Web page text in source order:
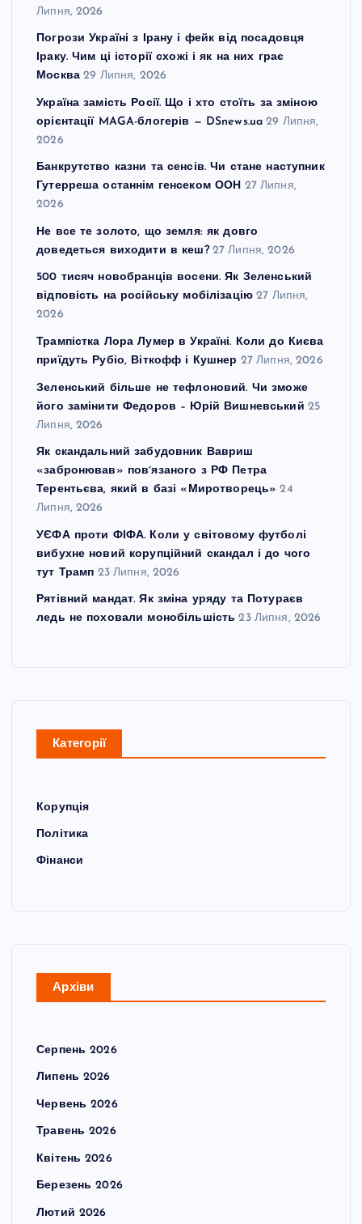
Липня, 2026
Погрози Україні з Ірану і фейк від посадовця
Іраку. Чим ці історії схожі і як на них грає
Москва 29 Липня, 2026
Україна замість Росії. Що і хто стоїть за зміною
орієнтації MAGA-блогерів — DSnews.ua 29 Липня,
2026
Банкрутство казни та сенсів. Чи стане наступник
Гутерреша останнім генсеком ООН 27 Липня,
2026
Не все те золото, що земля: як довго
доведеться виходити в кеш? 27 Липня, 2026
500 тисяч новобранців восени. Як Зеленський
відповість на російську мобілізацію 27 Липня,
2026
Трампістка Лора Лумер в Україні. Коли до Києва
приїдуть Рубіо, Віткофф і Кушнер 27 Липня, 2026
Зеленський більше не тефлоновий. Чи зможе
його замінити Федоров – Юрій Вишневський 25
Липня, 2026
Як скандальний забудовник Вавриш
«забронював» повʼязаного з РФ Петра
Терентьєва, який в базі «Миротворець» 24
Липня, 2026
УЄФА проти ФІФА. Коли у світовому футболі
вибухне новий корупційний скандал і до чого
тут Трамп 23 Липня, 2026
Рятівний мандат. Як зміна уряду та Потураєв
ледь не поховали монобільшість 23 Липня, 2026
Категорії
Корупція
Політика
Фінанси
Архіви
Серпень 2026
Липень 2026
Червень 2026
Травень 2026
Квітень 2026
Березень 2026
Лютий 2026